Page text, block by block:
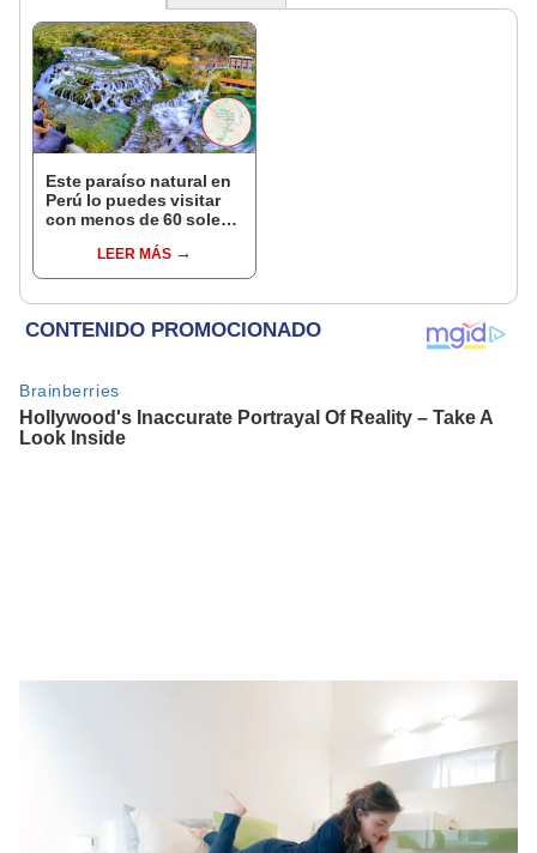
Este paraíso natural en
Perú lo puedes visitar
con menos de 60 soles:
destino turístico?
LEER MÁS